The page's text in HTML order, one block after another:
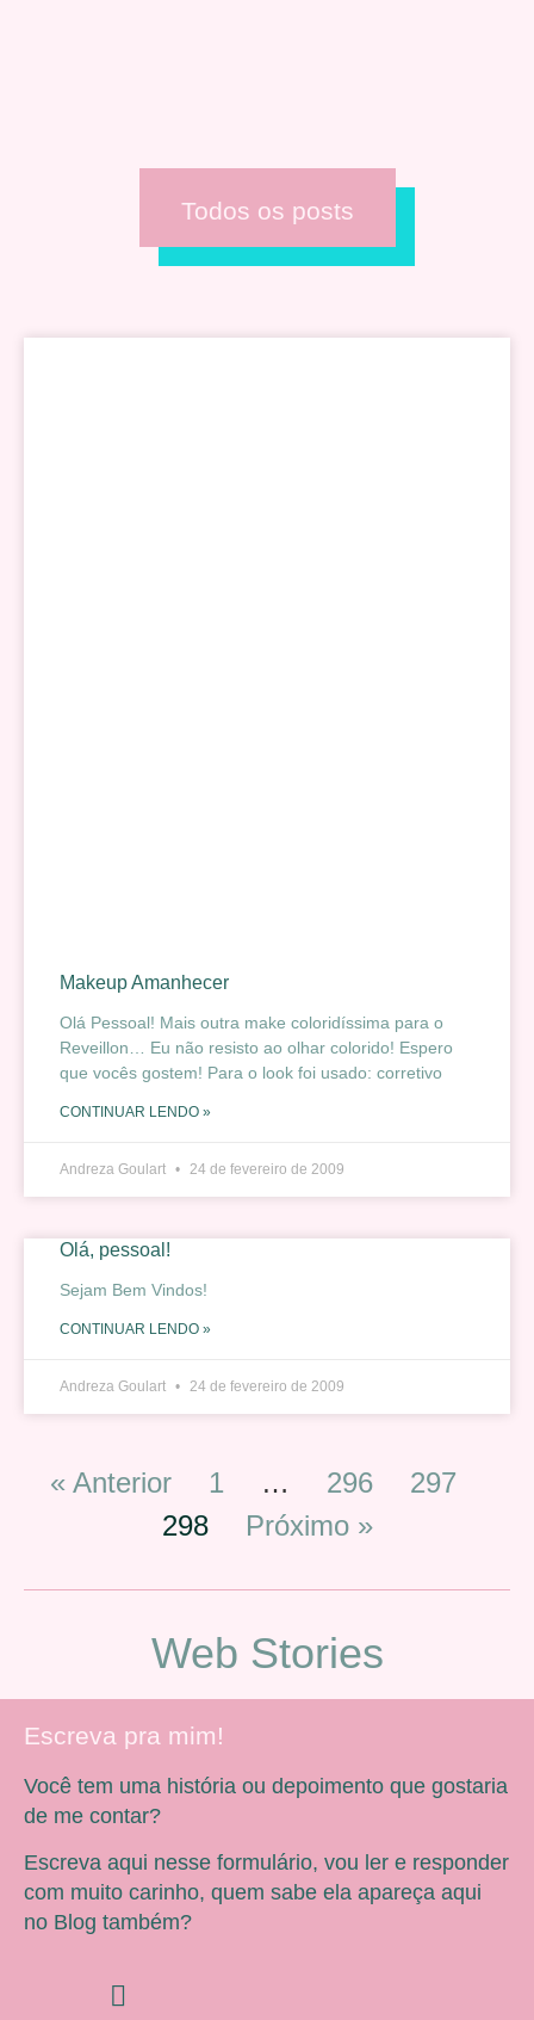
Todos os posts
Makeup Amanhecer
Olá Pessoal! Mais outra make coloridíssima para o
Reveillon… Eu não resisto ao olhar colorido! Espero
que vocês gostem! Para o look foi usado: corretivo
CONTINUAR LENDO »
Andreza Goulart 24 de fevereiro de 2009
Olá, pessoal!
Sejam Bem Vindos!
CONTINUAR LENDO »
Andreza Goulart 24 de fevereiro de 2009
« Anterior 1 … 296
297
298
Próximo »
Web Stories
Escreva pra mim!
Você tem uma história ou depoimento que gostaria
de me contar?
Escreva aqui nesse formulário, vou ler e responder
com muito carinho, quem sabe ela apareça aqui
no Blog também?